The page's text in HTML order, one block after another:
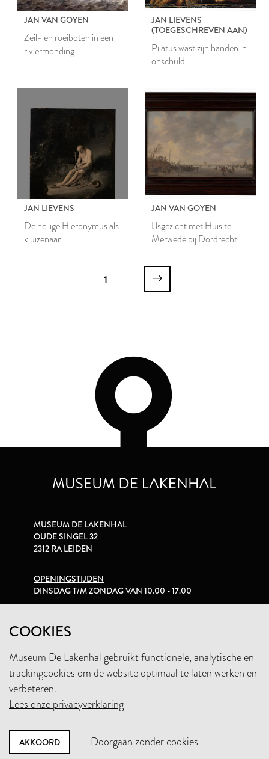
JAN VAN GOYEN
Zeil- en roeiboten in een
riviermonding
JAN LIEVENS
(TOEGESCHREVEN AAN)
Pilatus wast zijn handen in
onschuld
JAN LIEVENS
De heilige Hiëronymus als
kluizenaar
JAN VAN GOYEN
IJsgezicht met Huis te
Merwede bij Dordrecht
1
COOKIES
Museum De Lakenhal gebruikt functionele, analytische en
trackingcookies om de website optimaal te laten werken en
verbeteren.
Lees onze privacyverklaring
AKKOORD Doorgaan zonder cookies
MUSEUM DE LAKENHAL
OUDE SINGEL 32
2312 RA LEIDEN
OPENINGSTIJDEN
DINSDAG T/M ZONDAG VAN 10.00 - 17.00
+31 (0)71 5165360
INFO@LAKENHAL.NL
STEUN HET MUSEUM
NIEUWSBRIEF